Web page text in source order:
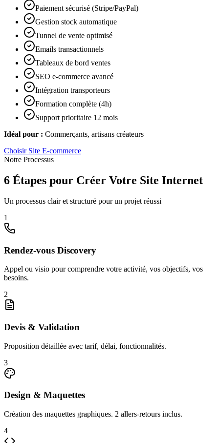
Paiement sécurisé (Stripe/PayPal)
Gestion stock automatique
Tunnel de vente optimisé
Emails transactionnels
Tableaux de bord ventes
SEO e-commerce avancé
Intégration transporteurs
Formation complète (4h)
Support prioritaire 12 mois
Idéal pour : Commerçants, artisans créateurs
Choisir Site E-commerce
Notre Processus
6 Étapes pour Créer Votre Site Internet
Un processus clair et structuré pour un projet réussi
1
Rendez-vous Discovery
Appel ou visio pour comprendre votre activité, vos objectifs, vos
besoins.
2
Devis & Validation
Proposition détaillée avec tarif, délai, fonctionnalités.
3
Design & Maquettes
Création des maquettes graphiques. 2 allers-retours inclus.
4